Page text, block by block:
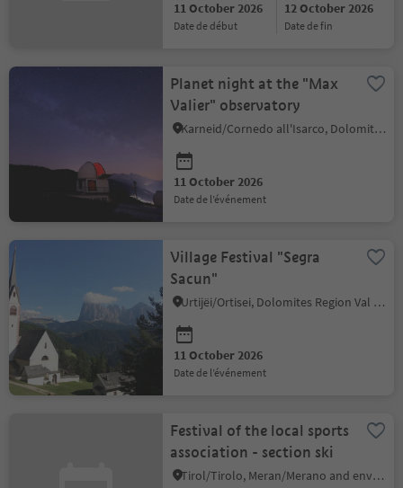
11 October 2026
date de début
12 October 2026
date de fin
Planet night at the "Max
Valier" observatory
Karneid/Cornedo all'Isarco, Dolomites Region Eggental
11 October 2026
date de l’événement
Village Festival "Segra
Sacun"
Urtijëi/Ortisei, Dolomites Region Val Gardena
11 October 2026
date de l’événement
Festival of the local sports
association - section ski
Tirol/Tirolo, Meran/Merano and environs